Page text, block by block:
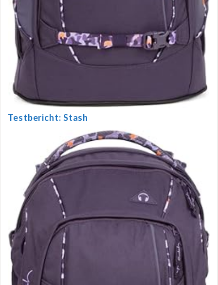
Testbericht: Stash